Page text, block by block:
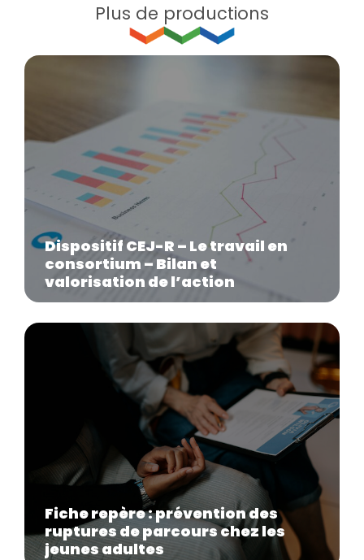
Plus de productions
Dispositif CEJ-R – Le travail en
consortium – Bilan et
valorisation de l’action
Fiche repère : prévention des
ruptures de parcours chez les
jeunes adultes